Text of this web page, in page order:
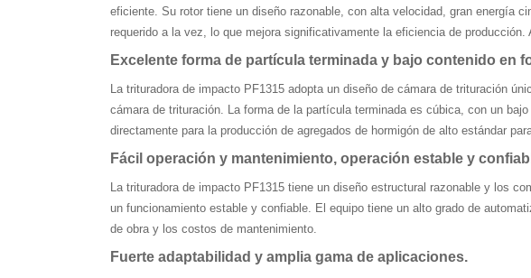
eficiente. Su rotor tiene un diseño razonable, con alta velocidad, gran energía
requerido a la vez, lo que mejora significativamente la eficiencia de
Excelente forma de partícula terminada y bajo contenido en
La trituradora de impacto PF1315 adopta un diseño de cámara de trituración
cámara de trituración. La forma de la partícula terminada es cúbica, con un
directamente para la producción de agregados de hormigón de alto estándar
Fácil operación y mantenimiento, operación estable y
La trituradora de impacto PF1315 tiene un diseño estructural razonable y los
un funcionamiento estable y confiable. El equipo tiene un alto grado de
de obra y los costos de mantenimiento.
Fuerte adaptabilidad y amplia gama de aplicaciones.